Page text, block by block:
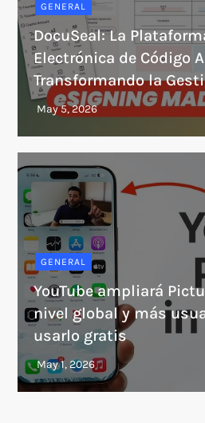
GENERAL
DocuSeal: La
Electrónica de Código
Transformando la
GENERAL
YouTube ampliará
nivel global y más
usarlo gratis